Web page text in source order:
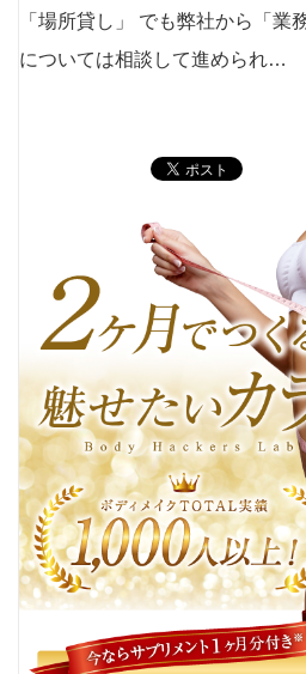
「場所貸し」 でも弊社から「業
については相談して進められ…